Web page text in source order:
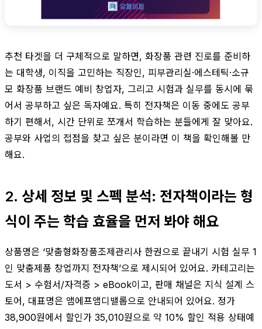
추천 타겟을 더 구체적으로 말하면, 화장품 관련 진로를 준비하
는 대학생, 이직을 고민하는 직장인, 피부관리실·에스테틱·소규
모 화장품 브랜드 예비 창업자, 그리고 시험과 실무를 동시에 묶
어서 공부하고 싶은 독자예요. 특히 전자책은 이동 중에도 공부
하기 편해서, 시간 단위로 쪼개서 학습하는 분들에게 잘 맞아요.
공부와 사업의 접점을 찾고 싶은 분이라면 이 책을 확인해볼 만
해요.
2. 상세 정보 및 스펙 분석: 전자책이라는 형
식이 주는 학습 효율을 먼저 봐야 해요
상품명은 ‘맞춤형화장품조제관리사 한권으로 끝내기 시험 실무 1
인 맞춤제품 창업까지 전자책’으로 제시되어 있어요. 카테고리는
도서 > 수험서/자격증 > eBook이고, 판매 채널은 지식 설계 스
토어, 대표명은 앰에프앰디밸롭으로 안내되어 있어요. 정가
38,900원에서 할인가 35,010원으로 약 10% 할인 적용 상태예